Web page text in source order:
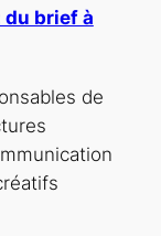
brief à
de